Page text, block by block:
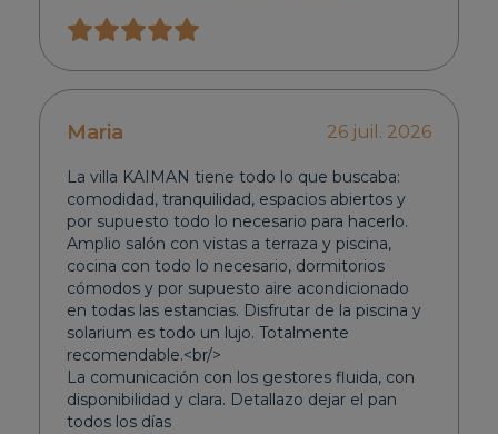
Maria 26 juil. 2026
La villa KAIMAN tiene todo lo que buscaba:
comodidad, tranquilidad, espacios abiertos y
por supuesto todo lo necesario para hacerlo.
Amplio salón con vistas a terraza y piscina,
cocina con todo lo necesario, dormitorios
cómodos y por supuesto aire acondicionado
en todas las estancias. Disfrutar de la piscina y
solarium es todo un lujo. Totalmente
recomendable.<br/>
La comunicación con los gestores fluida, con
disponibilidad y clara. Detallazo dejar el pan
todos los días